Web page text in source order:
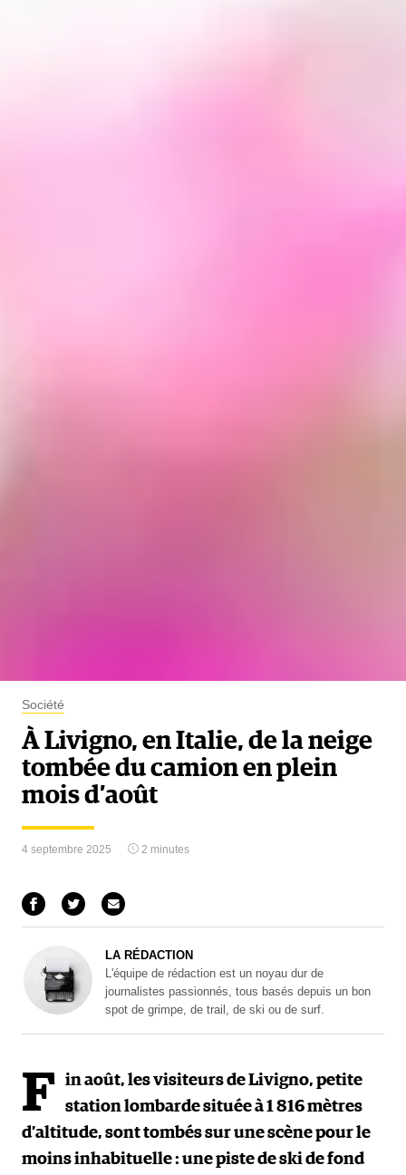
Société
À Livigno, en Italie, de la neige
tombée du camion en plein
mois d’août
4 septembre 2025 2 minutes
LA RÉDACTION
L'équipe de rédaction est un noyau dur de
journalistes passionnés, tous basés depuis un bon
spot de grimpe, de trail, de ski ou de surf.
F in août, les visiteurs de Livigno, petite
station lombarde située à 1 816 mètres
d’altitude, sont tombés sur une scène pour le
moins inhabituelle : une piste de ski de fond